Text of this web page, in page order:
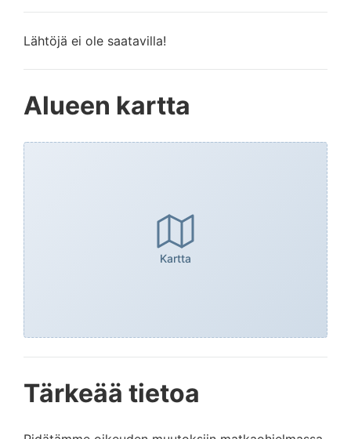
Lähtöjä ei ole saatavilla!
Alueen kartta
Kartta
Tärkeää tietoa